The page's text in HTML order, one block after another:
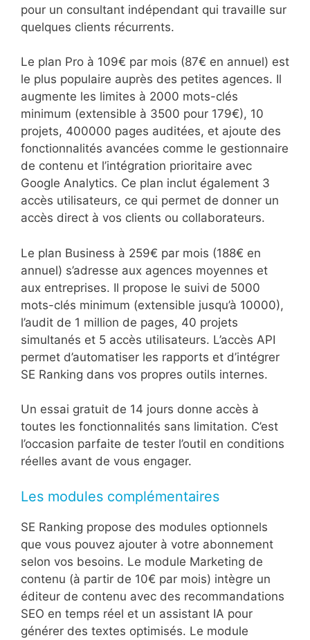
pour un consultant indépendant qui travaille sur
quelques clients récurrents.
Le plan Pro à 109€ par mois (87€ en annuel) est
le plus populaire auprès des petites agences. Il
augmente les limites à 2000 mots-clés
minimum (extensible à 3500 pour 179€), 10
projets, 400000 pages auditées, et ajoute des
fonctionnalités avancées comme le gestionnaire
de contenu et l’intégration prioritaire avec
Google Analytics. Ce plan inclut également 3
accès utilisateurs, ce qui permet de donner un
accès direct à vos clients ou collaborateurs.
Le plan Business à 259€ par mois (188€ en
annuel) s’adresse aux agences moyennes et
aux entreprises. Il propose le suivi de 5000
mots-clés minimum (extensible jusqu’à 10000),
l’audit de 1 million de pages, 40 projets
simultanés et 5 accès utilisateurs. L’accès API
permet d’automatiser les rapports et d’intégrer
SE Ranking dans vos propres outils internes.
Un essai gratuit de 14 jours donne accès à
toutes les fonctionnalités sans limitation. C’est
l’occasion parfaite de tester l’outil en conditions
réelles avant de vous engager.
Les modules complémentaires
SE Ranking propose des modules optionnels
que vous pouvez ajouter à votre abonnement
selon vos besoins. Le module Marketing de
contenu (à partir de 10€ par mois) intègre un
éditeur de contenu avec des recommandations
SEO en temps réel et un assistant IA pour
générer des textes optimisés. Le module